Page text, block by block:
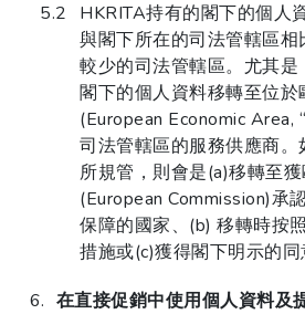
HKRITA持有的閣下的個人
與閣下所在的司法管轄區
較少的司法管轄區。尤其
閣下的個人資料移轉至位於
(European Economic Area, “
司法管轄區的服務供應商
所規管，則會是(a)移轉至
(European Commission)承
保障的國家、(b) 移轉時按
措施或(c)獲得閣下明示的同
在直接促銷中使用個人資料及